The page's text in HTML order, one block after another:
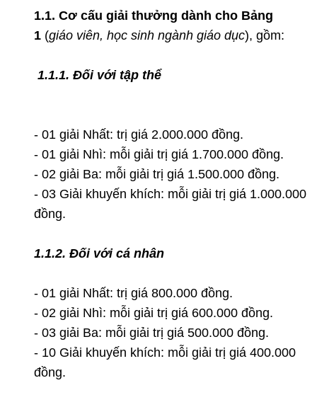
1.1. Cơ cấu giải thưởng dành cho Bảng
1 (giáo viên, học sinh ngành giáo dục), gồm:
1.1.1. Đối với tập thể
- 01 giải Nhất: trị giá 2.000.000 đồng.
- 01 giải Nhì: mỗi giải trị giá 1.700.000 đồng.
- 02 giải Ba: mỗi giải trị giá 1.500.000 đồng.
- 03 Giải khuyến khích: mỗi giải trị giá 1.000.000
đồng.
1.1.2. Đối với cá nhân
- 01 giải Nhất: trị giá 800.000 đồng.
- 02 giải Nhì: mỗi giải trị giá 600.000 đồng.
- 03 giải Ba: mỗi giải trị giá 500.000 đồng.
- 10 Giải khuyến khích: mỗi giải trị giá 400.000
đồng.